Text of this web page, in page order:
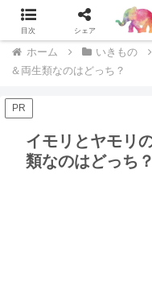
専門家が辛口レビュー
ホーム いきもの
＆両生類なのはどっち？
PR
イモリとヤモリ
類なのはどっち？
目次 シェア